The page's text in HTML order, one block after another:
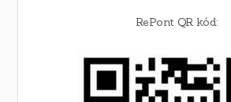
RePont QR kód: